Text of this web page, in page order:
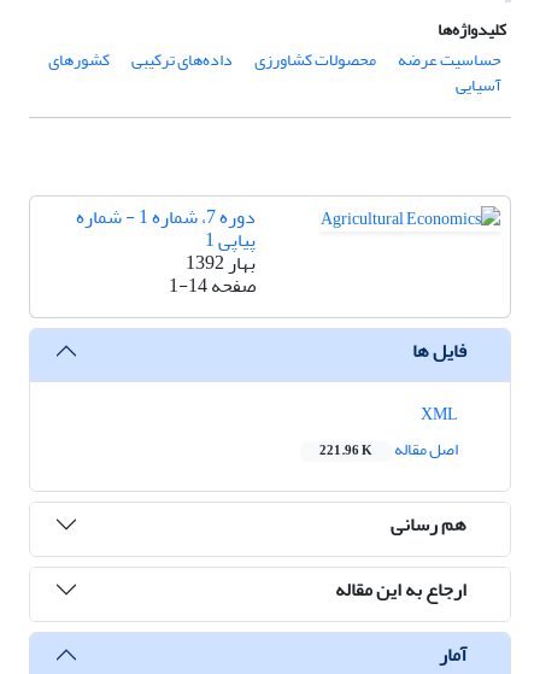
کلیدواژه‌ها
حساسیت عرضه
محصولات کشاورزی داده‌های ترکیبی کشورهای
آسیایی
دوره 7، شماره 1 - شماره
پیاپی 1
بهار 1392
صفحه1-14
فایل ها
اصل مقاله
221.96 K
هم رسانی
ارجاع به این مقاله
آمار